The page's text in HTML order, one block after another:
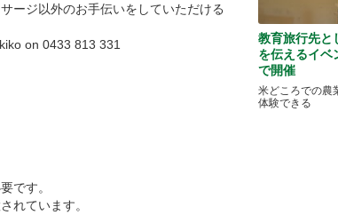
ージ以外のお手伝いをしていただける
on 0433 813 331
です。
れています。
教育旅行先と
を伝えるイ
で開催
米どころでの農
体験できる